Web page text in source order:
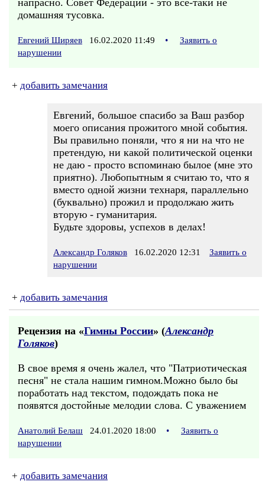
напрасно. Совет Федерации - это всё-таки не
домашняя тусовка.
Евгений Ширяев 16.02.2020 11:49 •
Заявить о
нарушении
+ добавить замечания
Евгений, большое спасибо за Ваш разбор
моего описания прожитого мной события.
Вы правильно поняли, что я ни на что не
претендую, ни какой политической оценки
не даю - просто вспоминаю былое (мне это
приятно). Любопытным я считаю то, что я
вместо одной жизни технаря, параллельно
(буквально) прожил и продолжаю жить
вторую - гуманитария.
Будьте здоровы, успехов в делах!
Александр Голяков 16.02.2020 12:31
Заявить о
нарушении
+ добавить замечания
Рецензия на «Гимны России» (Александр
Голяков)
В свое время я очень жалел, что "Патриотическая
песня" не стала нашим гимном.Можно было бы
поработать над текстом, подождать пока не
появятся достойные мелодии слова. С уважением
Анатолий Белаш 24.01.2020 18:00 •
Заявить о
нарушении
+ добавить замечания